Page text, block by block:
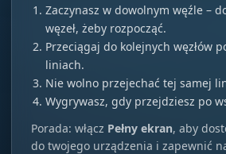
Zaczynasz w dowolnym węźle –
węzeł, żeby rozpocząć.
Przeciągaj do kolejnych węzłów
liniach.
Nie wolno przejechać tej samej
Wygrywasz, gdy przejdziesz po
Porada: włącz Pełny ekran, aby
do twojego urządzenia i zapewnić